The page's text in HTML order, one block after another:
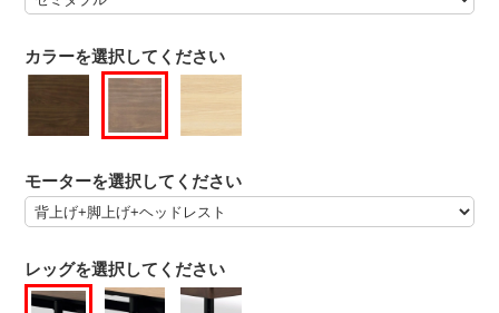
カラーを選択してください
モーターを選択してください
レッグを選択してください